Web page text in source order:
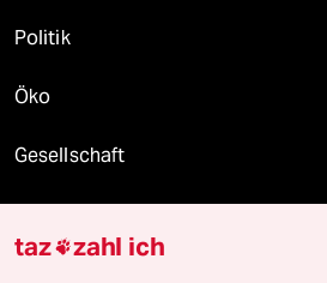
Politik
Öko
Gesellschaft
taz zahl ich